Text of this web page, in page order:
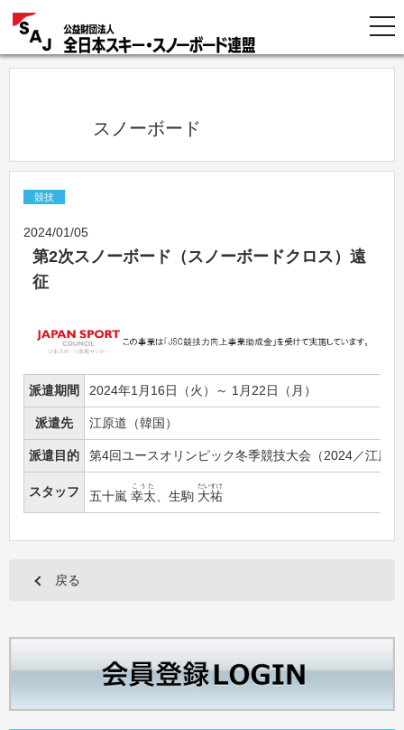
            スノーボード
競技
2024/01/05
第2次スノーボード（スノーボードクロス）遠
征
派遣期間 2024年1月16日（火）～ 1月22日（月）
派遣先 江原道（韓国）
派遣目的 第4回ユースオリンピック冬季競技大会（2024／江原
スタッフ 五十嵐 幸太
こうた
、生駒 大祐
だいすけ
戻る